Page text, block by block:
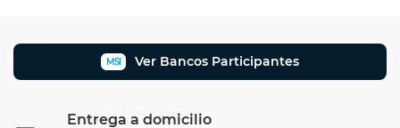
MSI Ver Bancos Participantes
Entrega a domicilio